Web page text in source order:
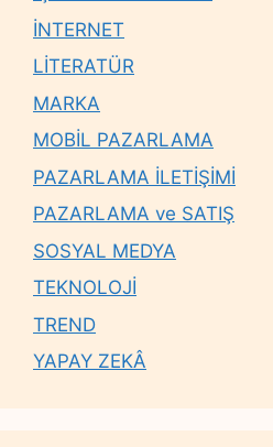
İNTERNET
LİTERATÜR
MARKA
MOBİL PAZARLAMA
PAZARLAMA İLETİŞİMİ
PAZARLAMA ve SATIŞ
SOSYAL MEDYA
TEKNOLOJİ
TREND
YAPAY ZEKÂ